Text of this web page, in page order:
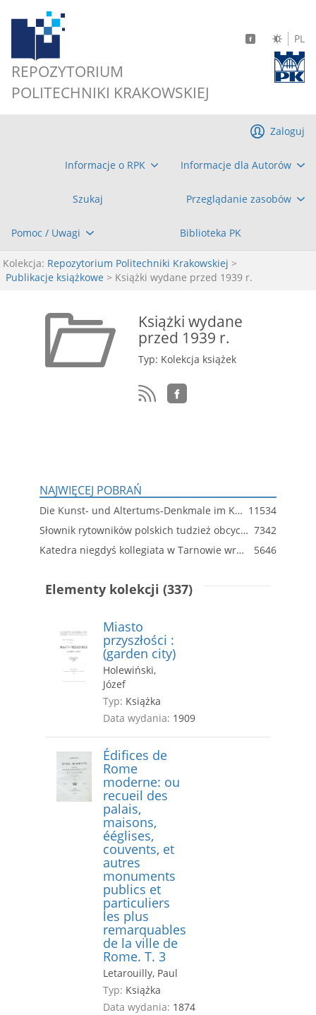
REPOZYTORIUM
POLITECHNIKI KRAKOWSKIEJ
PL
Informacje o RPK Informacje dla Autorów
Szukaj Przeglądanie zasobów
Pomoc / Uwagi Biblioteka PK
Zaloguj
Kolekcja: Repozytorium Politechniki Krakowskiej >
Publikacje książkowe > Książki wydane przed 1939 r.
Książki wydane
przed 1939 r.
Typ: Kolekcja książek
NAJWIĘCEJ POBRAŃ
Die Kunst- und Altertums-Denkmale im Königreich Württemberg. Bd. 3, Jagstkreis (Ergänzungen) 11534
Słownik rytowników polskich tudzież obcych w Polsce osiadłych lub czasowo w niej pracujących 7342
Katedra niegdyś kollegiata w Tarnowie wraz z krótką wzmianką o innych kościołach tarnowskich : szkic historyczny na pamiątkę 500. rocznicy istnienia tegoż kościoła
5646
Elementy kolekcji (337)
Miasto
przyszłości :
(garden city)
Holewiński,
Józef
Typ: Książka
Data wydania: 1909
Édifices de
Rome
moderne: ou
recueil des
palais,
maisons,
ééglises,
couvents, et
autres
monuments
publics et
particuliers
les plus
remarquables
de la ville de
Rome. T. 3
Letarouilly, Paul
Typ: Książka
Data wydania: 1874